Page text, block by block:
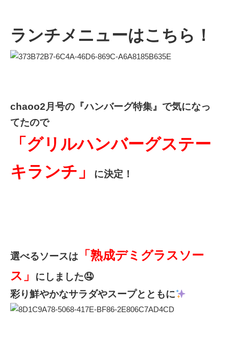
ランチメニューはこちら！
chaoo2月号の『ハンバーグ特集』で気になっ
てたので
「グリルハンバーグステー
キランチ」
に決定！
選べるソースは
「熟成デミグラスソー
ス」
にしました🤤
彩り鮮やかなサラダやスープとともに